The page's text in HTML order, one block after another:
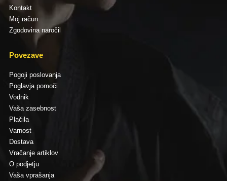
Kontakt
Moj račun
Zgodovina naročil
Povezave
Pogoji poslovanja
Poglavja pomoči
Vodnik
Vaša zasebnost
Plačila
Varnost
Dostava
Vračanje artiklov
O podjetju
Vaša vprašanja